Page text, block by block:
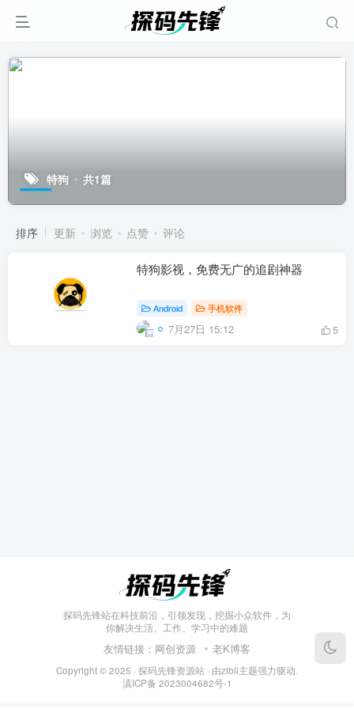
特狗 共1篇
排序 更新 浏览 点赞 评论
特狗影视，免费无广的追剧神器
Android 手机软件
7月27日 15:12 5
探码先锋站在科技前沿，引领发现，挖掘小众软件，为
你解决生活、工作、学习中的难题
友情链接： 网创资源 老K博客
Copyright © 2025 · 探码先锋资源站 · 由zibll主题强力驱动.
滇ICP备 2023004682号-1